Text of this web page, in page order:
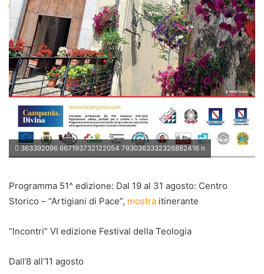
363392096 667193732122054 7930363332326882416 n
Programma 51^ edizione: Dal 19 al 31 agosto: Centro
Storico – “Artigiani di Pace”, mostra itinerante
“Incontri” VI edizione Festival della Teologia
Dall’8 all’11 agosto